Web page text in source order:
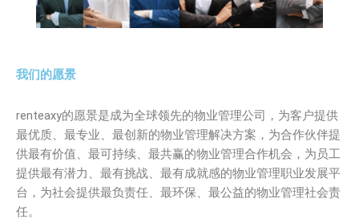
我们的愿景
renteaxy的愿景是成为全球领先的物业管理公司，为客户提供
最优质、最专业、最创新的物业管理解决方案，为合作伙伴提
供最有价值、最可持续、最共赢的物业管理合作机会，为员工
提供最有潜力、最有挑战、最有成就感的物业管理职业发展平
台，为社会提供最负责任、最环保、最公益的物业管理社会责
任。